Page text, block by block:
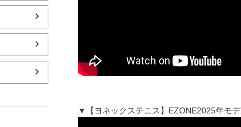
▼【ヨネックステニス】EZONE2025年モ